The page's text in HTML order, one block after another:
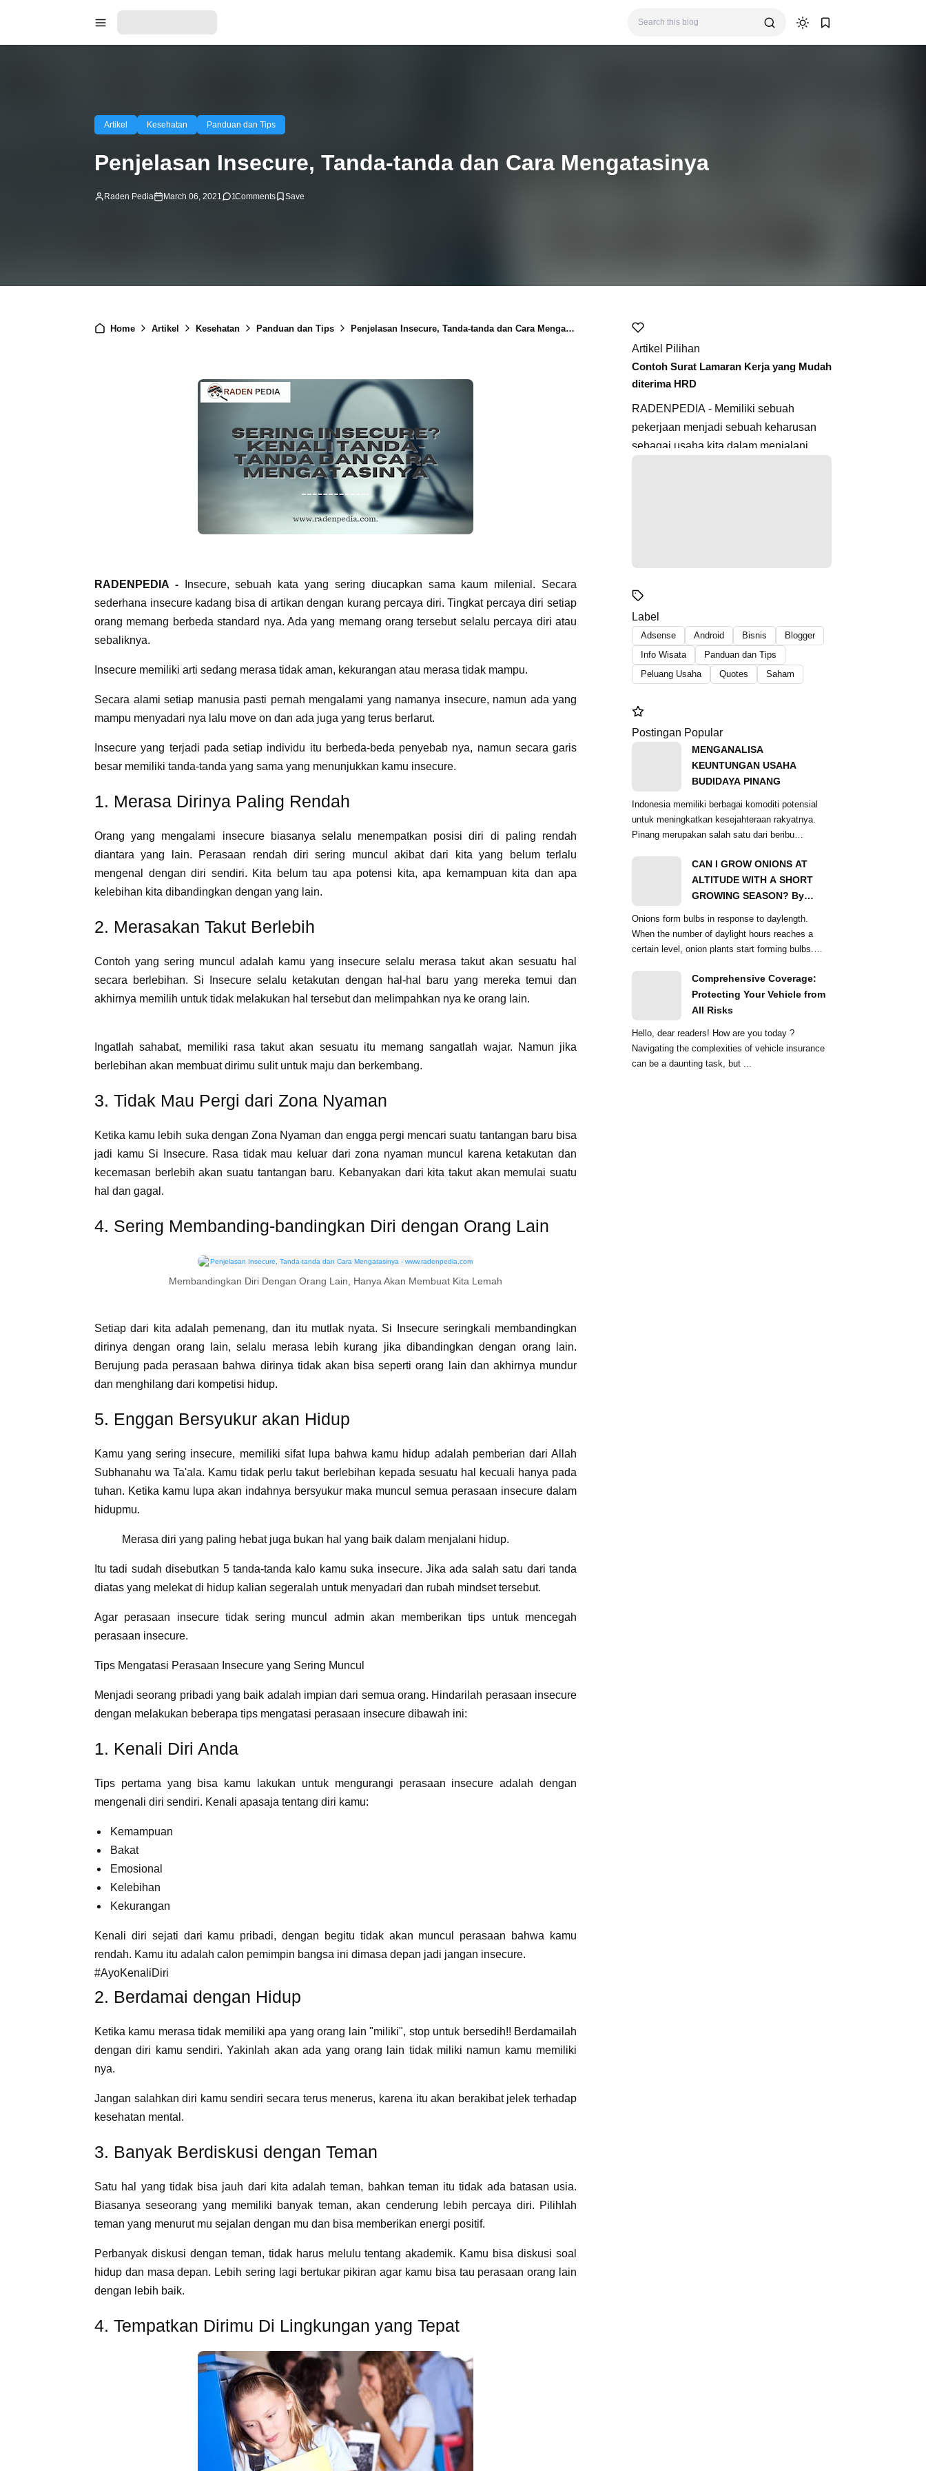
Artikel Kesehatan Panduan dan Tips
Penjelasan Insecure, Tanda-tanda dan Cara Mengatasinya
Raden Pedia March 06, 2021 1Comments
Home Artikel Kesehatan Panduan dan Tips Penjelasan Insecure, Tanda-tanda dan Cara Mengatasinya
RADENPEDIA -
Insecure, sebuah kata yang sering diucapkan sama kaum milenial. Secara
sederhana insecure kadang bisa di artikan dengan kurang percaya diri. Tingkat percaya diri setiap
orang memang berbeda standard nya. Ada yang memang orang tersebut selalu percaya diri atau
sebaliknya.
Insecure memiliki arti sedang merasa tidak aman, kekurangan atau merasa tidak mampu.
Secara alami setiap manusia pasti pernah mengalami yang namanya insecure, namun ada yang
mampu menyadari nya lalu move on dan ada juga yang terus berlarut.
Insecure yang terjadi pada setiap individu itu berbeda-beda penyebab nya, namun secara garis
besar memiliki tanda-tanda yang sama yang menunjukkan kamu insecure.
1. Merasa Dirinya Paling Rendah
Orang yang mengalami insecure biasanya selalu menempatkan posisi diri di paling rendah
diantara yang lain. Perasaan rendah diri sering muncul akibat dari kita yang belum terlalu
mengenal dengan diri sendiri. Kita belum tau apa potensi kita, apa kemampuan kita dan apa
kelebihan kita dibandingkan dengan yang lain.
2. Merasakan Takut Berlebih
Contoh yang sering muncul adalah kamu yang insecure selalu merasa takut akan sesuatu hal
secara berlebihan. Si Insecure selalu ketakutan dengan hal-hal baru yang mereka temui dan
akhirnya memilih untuk tidak melakukan hal tersebut dan melimpahkan nya ke orang lain.
Ingatlah sahabat, memiliki rasa takut akan sesuatu itu memang sangatlah wajar. Namun jika
berlebihan akan membuat dirimu sulit untuk maju dan berkembang.
3. Tidak Mau Pergi dari Zona Nyaman
Ketika kamu lebih suka dengan Zona Nyaman dan engga pergi mencari suatu tantangan baru bisa
jadi kamu Si Insecure. Rasa tidak mau keluar dari zona nyaman muncul karena ketakutan dan
kecemasan berlebih akan suatu tantangan baru. Kebanyakan dari kita takut akan memulai suatu
hal dan gagal.
4. Sering Membanding-bandingkan Diri dengan Orang Lain
Membandingkan Diri Dengan Orang Lain, Hanya Akan Membuat Kita Lemah
Setiap dari kita adalah pemenang, dan itu mutlak nyata. Si Insecure seringkali membandingkan
dirinya dengan orang lain, selalu merasa lebih kurang jika dibandingkan dengan orang lain.
Berujung pada perasaan bahwa dirinya tidak akan bisa seperti orang lain dan akhirnya mundur
dan menghilang dari kompetisi hidup.
5. Enggan Bersyukur akan Hidup
Kamu yang sering insecure, memiliki sifat lupa bahwa kamu hidup adalah pemberian dari Allah
Subhanahu wa Ta'ala. Kamu tidak perlu takut berlebihan kepada sesuatu hal kecuali hanya pada
tuhan. Ketika kamu lupa akan indahnya bersyukur maka muncul semua perasaan insecure dalam
hidupmu.
Merasa diri yang paling hebat juga bukan hal yang baik dalam menjalani hidup.
Itu tadi sudah disebutkan 5 tanda-tanda kalo kamu suka insecure. Jika ada salah satu dari tanda
diatas yang melekat di hidup kalian segeralah untuk menyadari dan rubah mindset tersebut.
Agar perasaan insecure tidak sering muncul admin akan memberikan tips untuk mencegah
perasaan insecure.
Tips Mengatasi Perasaan Insecure yang Sering Muncul
Menjadi seorang pribadi yang baik adalah impian dari semua orang. Hindarilah perasaan insecure
dengan melakukan beberapa tips mengatasi perasaan insecure dibawah ini:
1. Kenali Diri Anda
Tips pertama yang bisa kamu lakukan untuk mengurangi perasaan insecure adalah dengan
mengenali diri sendiri. Kenali apasaja tentang diri kamu:
Kemampuan
Bakat
Emosional
Kelebihan
Kekurangan
Kenali diri sejati dari kamu pribadi, dengan begitu tidak akan muncul perasaan bahwa kamu
rendah. Kamu itu adalah calon pemimpin bangsa ini dimasa depan jadi jangan insecure.
#AyoKenaliDiri
2. Berdamai dengan Hidup
Ketika kamu merasa tidak memiliki apa yang orang lain "miliki", stop untuk bersedih!! Berdamailah
dengan diri kamu sendiri. Yakinlah akan ada yang orang lain tidak miliki namun kamu memiliki
nya.
Jangan salahkan diri kamu sendiri secara terus menerus, karena itu akan berakibat jelek terhadap
kesehatan mental.
3. Banyak Berdiskusi dengan Teman
Satu hal yang tidak bisa jauh dari kita adalah teman, bahkan teman itu tidak ada batasan usia.
Biasanya seseorang yang memiliki banyak teman, akan cenderung lebih percaya diri. Pilihlah
teman yang menurut mu sejalan dengan mu dan bisa memberikan energi positif.
Perbanyak diskusi dengan teman, tidak harus melulu tentang akademik. Kamu bisa diskusi soal
hidup dan masa depan. Lebih sering lagi bertukar pikiran agar kamu bisa tau perasaan orang lain
dengan lebih baik.
4. Tempatkan Dirimu Di Lingkungan yang Tepat
Artikel Pilihan
Contoh Surat Lamaran Kerja yang Mudah
diterima HRD
RADENPEDIA - Memiliki sebuah
pekerjaan menjadi sebuah keharusan
sebagai usaha kita dalam menjalani
Label
Adsense Android Bisnis
Blogger
Info Wisata
Panduan dan Tips
Peluang Usaha
Quotes Saham
Postingan Popular
MENGANALISA
KEUNTUNGAN USAHA
BUDIDAYA PINANG
Indonesia memiliki berbagai komoditi potensial
untuk meningkatkan kesejahteraan rakyatnya.
Pinang merupakan salah satu dari beribu
CAN I GROW ONIONS AT
ALTITUDE WITH A SHORT
GROWING SEASON? By
Onions form bulbs in response to daylength.
When the number of daylight hours reaches a
certain level, onion plants start forming bulbs.
Comprehensive Coverage:
Protecting Your Vehicle from
All Risks
Hello, dear readers! How are you today ?
Navigating the complexities of vehicle insurance
can be a daunting task, but ...